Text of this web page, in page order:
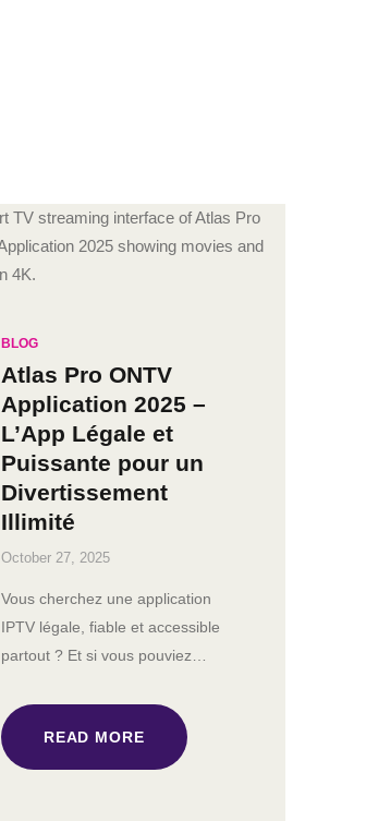
BLOG
Atlas Pro ONTV
Application 2025 –
L’App Légale et
Puissante pour un
Divertissement
Illimité
October 27, 2025
Vous cherchez une application
IPTV légale, fiable et accessible
partout ? Et si vous pouviez…
READ MORE